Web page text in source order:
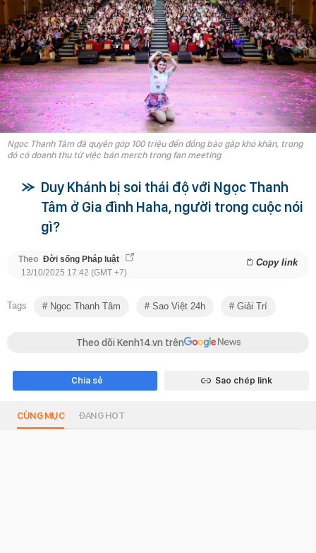
Ngọc Thanh Tâm đã quyên góp 100 triệu đến đồng bào gặp khó khăn, trong
đó có doanh thu từ việc bán merch trong fan meeting
Duy Khánh bị soi thái độ với Ngọc Thanh
Tâm ở Gia đình Haha, người trong cuộc nói
gì?
Theo Đời sống Pháp luật Copy link
13/10/2025 17:42 (GMT +7)
Tags Ngọc Thanh Tâm Sao Việt 24h Giải Trí
Theo dõi Kenh14.vn trên
Chia sẻ Sao chép link
CÙNG MỤC ĐANG HOT